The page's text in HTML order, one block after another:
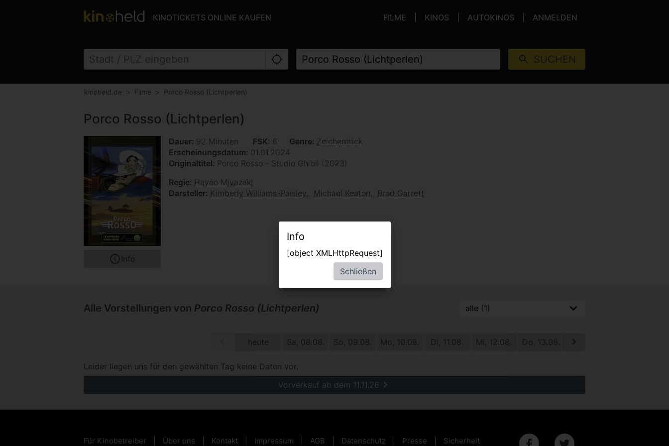
KINOTICKETS ONLINE KAUFEN FILME KINOS AUTOKINOS ANMELDEN
SUCHEN
kinoheld.de Filme Porco Rosso (Lichtperlen)
Porco Rosso (Lichtperlen)
Info
Dauer 92 Minuten FSK 6 Genre Zeichentrick
Erscheinungsdatum 01.01.2024
Originaltitel Porco Rosso - Studio Ghibli (2023)
Regie Hayao Miyazaki
Darsteller Kimberly Williams-Paisley Michael Keaton Brad Garrett
Alle Vorstellungen von Porco Rosso (Lichtperlen)
heute Sa, 08.08. So, 09.08. Mo, 10.08. Di, 11.08. Mi, 12.08. Do, 13.08. Fr, 14.08.
Leider liegen uns für den gewählten Tag keine Daten vor.
Vorverkauf ab dem 11.11.26
Für Kinobetreiber Über uns Kontakt Impressum AGB Datenschutz Presse Sicherheit
Info
[object XMLHttpRequest]
Schließen